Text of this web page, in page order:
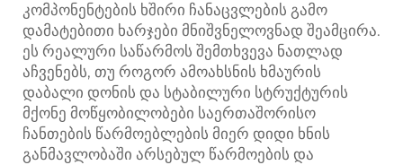
კომპონენტების ხშირი ჩანაცვლების გამო
დამატებითი ხარჯები მნიშვნელოვნად შეამცირა.
ეს რეალური საწარმოს შემთხვევა ნათლად
აჩვენებს, თუ როგორ ამოახსნის ხმაურის
დაბალი დონის და სტაბილური სტრუქტურის
მქონე მოწყობილობები საერთაშორისო
ჩანთების წარმოებლების მიერ დიდი ხნის
განმავლობაში არსებულ წარმოების და